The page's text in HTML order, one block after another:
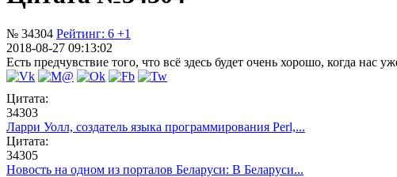
№ 34304 Рейтинг: 6 +1
2018-08-27 09:13:02
Есть предчувствие того, что всё здесь будет очень хорошо, когда нас
Цитата:
34303
Ларри Уолл, создатель языка программирования Perl,...
Цитата:
34305
Новость на одном из порталов Беларуси: В Беларуси...